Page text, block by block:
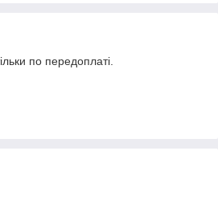
по передоплаті.